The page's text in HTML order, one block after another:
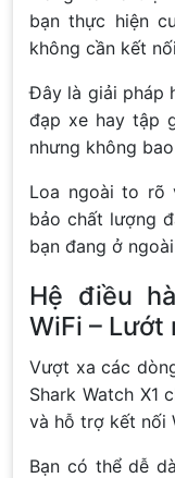
bạn thực hiện
không cần kết
Đây là giải pháp
đạp xe hay tập
nhưng không
Loa ngoài to rõ
bảo chất lượng
bạn đang ở
Hệ điều
WiFi – Lướt
Vượt xa các
Shark Watch X1
và hỗ trợ kết nối
Bạn có thể dễ